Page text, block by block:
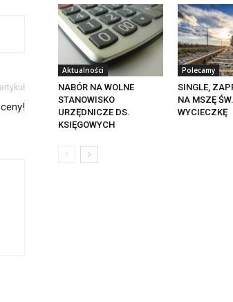
Aktualności
NABÓR NA WOLNE
STANOWISKO
URZĘDNICZE DS.
KSIĘGOWYCH
Polecamy
SINGLE,
NA MSZĘ
WYCIECZKĘ